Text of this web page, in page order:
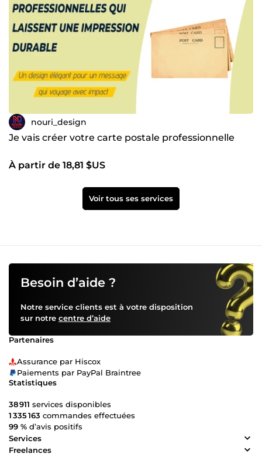
nouri_design
Je vais créer votre carte postale professionnelle
À partir de 18,81 $US
Voir tous ses services
Besoin d’aide ?
Notre service clients est à votre disposition
sur notre centre d’aide
Partenaires
Assurance par Hiscox
Paiements par PayPal Braintree
Statistiques
38 911 services disponibles
1 335 163 commandes effectuées
99 % d’avis positifs
Services
Freelances